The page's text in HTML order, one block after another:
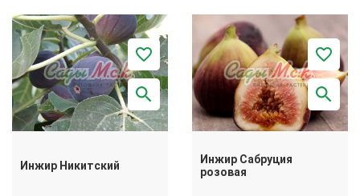
Инжир Никитский
Инжир Сабруция
розовая